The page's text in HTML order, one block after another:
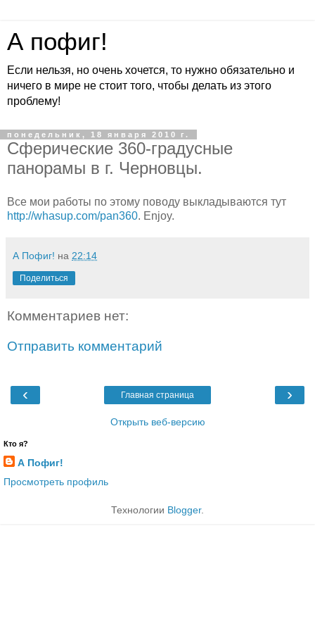
А пофиг!
Если нельзя, но очень хочется, то нужно обязательно и
ничего в мире не стоит того, чтобы делать из этого
проблему!
понедельник, 18 января 2010 г.
Сферические 360-градусные
панорамы в г. Черновцы.
Все мои работы по этому поводу выкладываются тут
http://whasup.com/pan360. Enjoy.
А Пофиг! на 22:14
Поделиться
Комментариев нет:
Отправить комментарий
‹ ›
Главная страница
Открыть веб-версию
Кто я?
А Пофиг!
Просмотреть профиль
Технологии Blogger.